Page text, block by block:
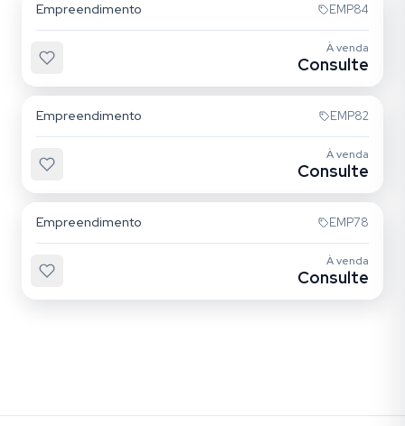
Empreendimento EMP84
À venda
Consulte
Empreendimento EMP82
À venda
Consulte
Empreendimento EMP78
À venda
Consulte